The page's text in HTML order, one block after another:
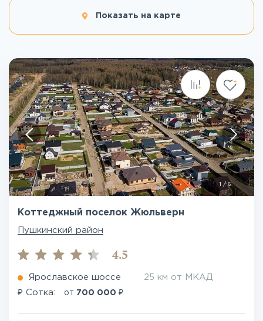
Показать на карте
/6
Коттеджный поселок Жюльверн
Пушкинский район
4.5
Ярославское шоссе 25 км от МКАД
₽ Сотка: от 700 000 ₽